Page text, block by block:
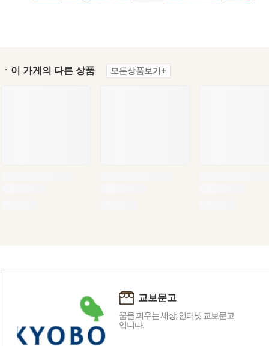
ㆍ이 가게의 다른 상품 모든상품보기+
교보문고
꿈을 피우는 세상, 인터넷 교보문고
입니다.